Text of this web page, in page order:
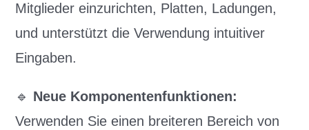
Mitglieder einzurichten, Platten, Ladungen,
und unterstützt die Verwendung intuitiver
Eingaben.
🔹 Neue Komponentenfunktionen:
Verwenden Sie einen breiteren Bereich von